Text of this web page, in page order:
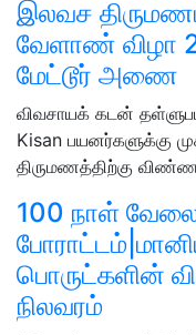
இலவச
வேளாண் விழா
மேட்டூர் அணை
விவசாயக் கடன்
Kisan பயனர்களுக்கு
திருமணத்திற்கு
100 நாள் வேலை
பொருட்களின்
நிலவரம்